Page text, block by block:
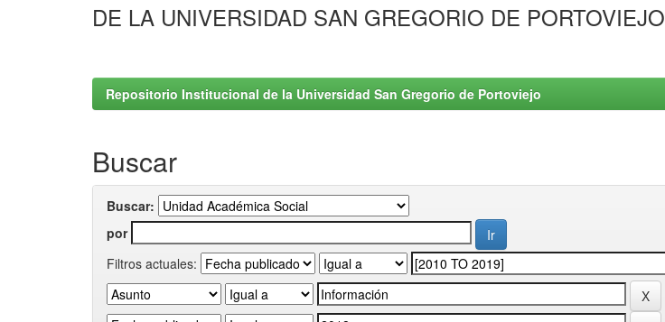
DE LA UNIVERSIDAD SAN GREGORIO DE PORTOVIEJO
Repositorio Institucional de la Universidad San Gregorio de Portoviejo
Buscar
Buscar:
por
Filtros actuales: